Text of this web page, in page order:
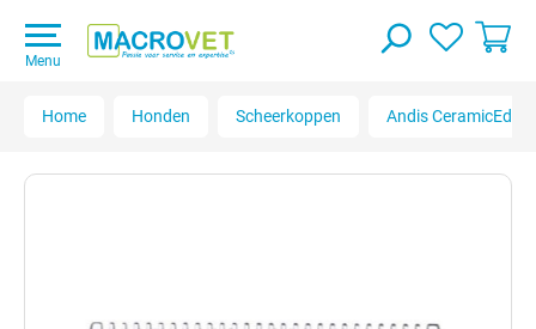
Menu
Home Honden Scheerkoppen Andis